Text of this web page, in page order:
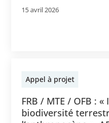
15 avril 2026
Appel à projet
FRB / MTE / OFB :
biodiversité